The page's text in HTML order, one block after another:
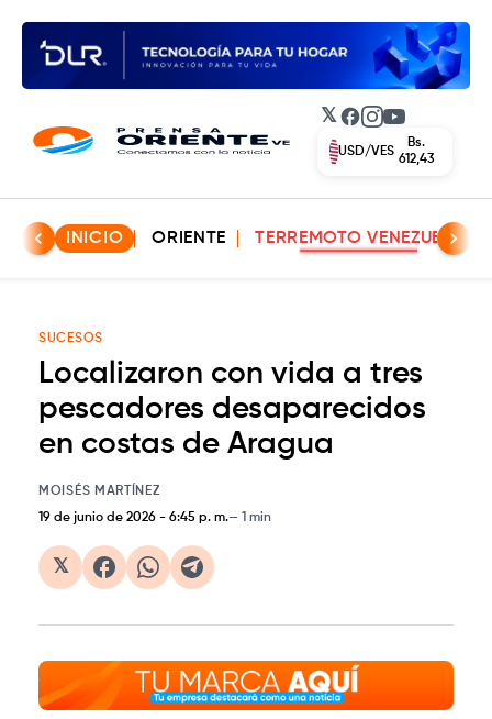
𝕏 Facebook
Instagram
YouTube
USD/VES
Bs.
612,43
INICIO ORIENTE TERREMOTO VENEZUELA
SUCESOS
Localizaron con vida a tres
pescadores desaparecidos
en costas de Aragua
MOISÉS MARTÍNEZ
19 de junio de 2026 - 6:45 p. m. 1 min
𝕏